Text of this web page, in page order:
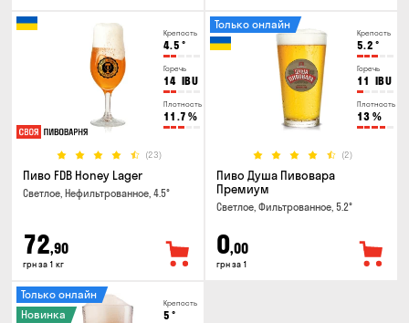
Крепость
4.5 °
Горечь
14 IBU
Плотность
11.7 %
(23)
Пиво FDB Honey Lager
Светлое, Нефильтрованное, 4.5°
72,90
грн за 1 кг
Крепость
5.2 °
Горечь
11 IBU
Плотность
13 %
(2)
Только онлайн
Пиво Душа Пивовара
Премиум
Светлое, Фильтрованное, 5.2°
0,00
грн за 1
Крепость
5 °
Только онлайн
Новинка